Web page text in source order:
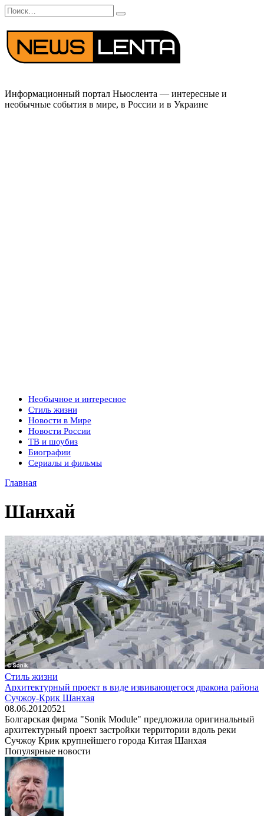
Перейти
к
содержанию
Search
for:
Информационный портал Ньюслента — интересные и
необычные события в мире, в России и в Украине
Необычное и интересное
Стиль жизни
Новости в Мире
Новости России
ТВ и шоубиз
Биографии
Сериалы и фильмы
Главная
Шанхай
Стиль жизни
Архитектурный проект в виде извивающегося дракона района
Сучжоу-Крик Шанхая
08.06.20120521
Болгарская фирма "Sonik Module" предложила оригинальный
архитектурный проект застройки территории вдоль реки
Сучжоу Крик крупнейшего города Китая Шанхая
Популярные новости